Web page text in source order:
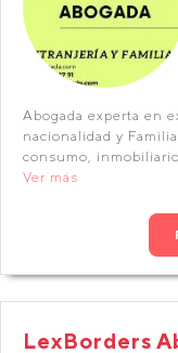
Abogada experta en
nacionalidad y
consumo,
Ver más
LexBorders